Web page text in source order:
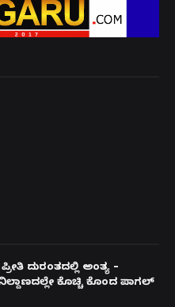
ದುರಂತದಲ್ಲಿ ಅಂತ್ಯ –
ಕೊಚ್ಚಿ ಕೊಂದ ಪಾಗಲ್